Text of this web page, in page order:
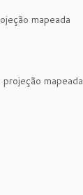
mapeada
mapeada